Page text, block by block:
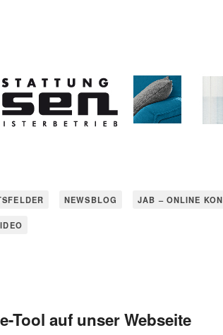
NEWSBLOG JAB – ONLINE
Tool auf unser Webseite